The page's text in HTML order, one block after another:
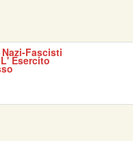
Nazi-Fascisti
Esercito